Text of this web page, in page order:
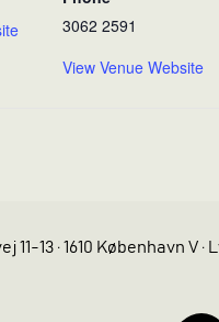
3062 2591
View Venue Website
11-13 · 1610 København V ·